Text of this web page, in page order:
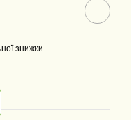
знижки